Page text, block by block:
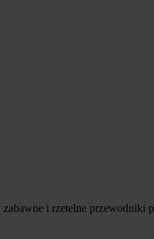
zabawne i rzetelne